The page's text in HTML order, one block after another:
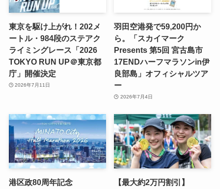
東京を駆け上がれ！202メ
ートル・984段のステアク
ライミングレース「2026
TOKYO RUN UP＠東京都
庁」開催決定
2026年7月11日
羽田空港発で59,200円か
ら。「スカイマーク
Presents 第5回 宮古島市
17ENDハーフマラソンin伊
良部島」オフィシャルツア
ー
2026年7月4日
港区政80周年記念
【最大約2万円割引】